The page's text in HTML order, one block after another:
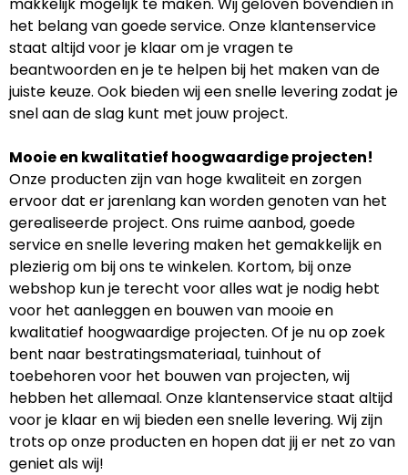
het belang van goede service. Onze klantenservice
staat altijd voor je klaar om je vragen te
beantwoorden en je te helpen bij het maken van de
juiste keuze. Ook bieden wij een snelle levering zodat je
snel aan de slag kunt met jouw project.
Mooie en kwalitatief hoogwaardige projecten!
Onze producten zijn van hoge kwaliteit en zorgen
ervoor dat er jarenlang kan worden genoten van het
gerealiseerde project. Ons ruime aanbod, goede
service en snelle levering maken het gemakkelijk en
plezierig om bij ons te winkelen. Kortom, bij onze
webshop kun je terecht voor alles wat je nodig hebt
voor het aanleggen en bouwen van mooie en
kwalitatief hoogwaardige projecten. Of je nu op zoek
bent naar bestratingsmateriaal, tuinhout of
toebehoren voor het bouwen van projecten, wij
hebben het allemaal. Onze klantenservice staat altijd
voor je klaar en wij bieden een snelle levering. Wij zijn
trots op onze producten en hopen dat jij er net zo van
geniet als wij!